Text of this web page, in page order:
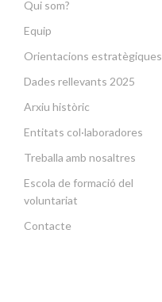
Qui som?
Equip
Orientacions estratègiques
Dades rellevants 2025
Arxiu històric
Entitats col·laboradores
Treballa amb nosaltres
Escola de formació del
voluntariat
Contacte